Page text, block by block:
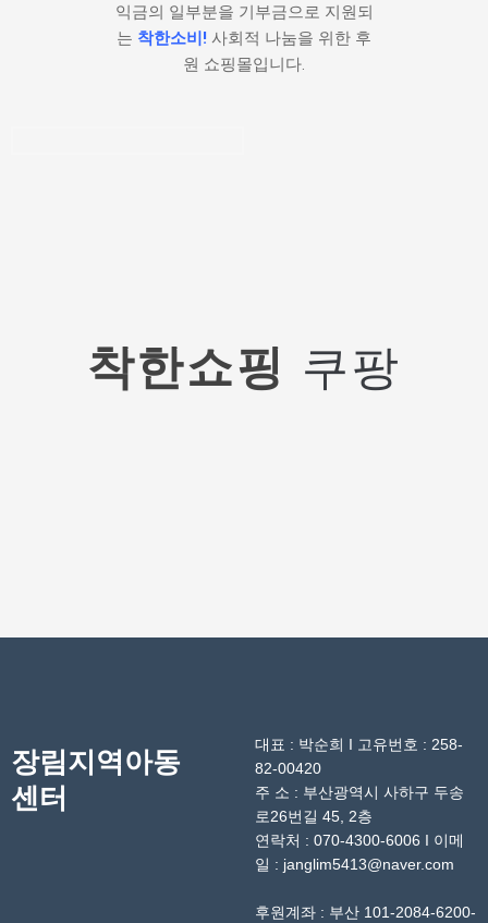
익금의 일부분을 기부금으로 지원되
는 착한소비! 사회적 나눔을 위한 후
원 쇼핑몰입니다.
착한쇼핑 쿠팡
장림지역아동
센터
대표 : 박순희 I 고유번호 : 258-
82-00420
주 소 : 부산광역시 사하구 두송
로26번길 45, 2층
연락처 : 070-4300-6006 I 이메
일 : janglim5413@naver.com
후원계좌 : 부산 101-2084-6200-